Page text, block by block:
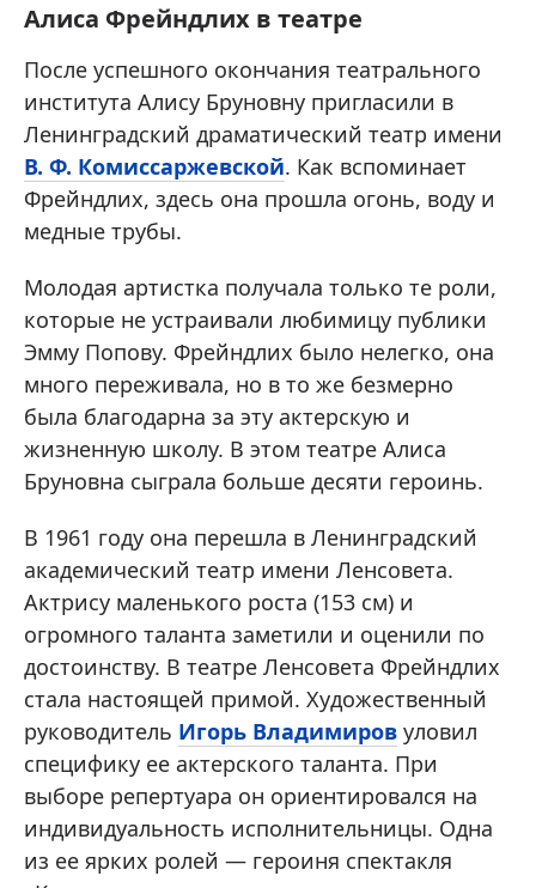
Алиса Фрейндлих в театре
После успешного окончания театрального
института Алису Бруновну пригласили в
Ленинградский драматический театр имени
В. Ф. Комиссаржевской. Как вспоминает
Фрейндлих, здесь она прошла огонь, воду и
медные трубы.
Молодая артистка получала только те роли,
которые не устраивали любимицу публики
Эмму Попову. Фрейндлих было нелегко, она
много переживала, но в то же безмерно
была благодарна за эту актерскую и
жизненную школу. В этом театре Алиса
Бруновна сыграла больше десяти героинь.
В 1961 году она перешла в Ленинградский
академический театр имени Ленсовета.
Актрису маленького роста (153 см) и
огромного таланта заметили и оценили по
достоинству. В театре Ленсовета Фрейндлих
стала настоящей примой. Художественный
руководитель Игорь Владимиров уловил
специфику ее актерского таланта. При
выборе репертуара он ориентировался на
индивидуальность исполнительницы. Одна
из ее ярких ролей — героиня спектакля